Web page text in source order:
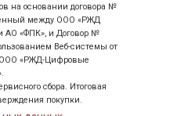
на основании договора №
между ООО «РЖД
АО «ФПК», и Договор №
Веб-системы от
ООО «РЖД-Цифровые
сбора. Итоговая
покупки.